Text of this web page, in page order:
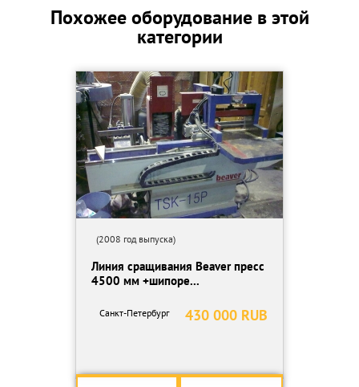
каретке до 160мм x 2шт=320мм x 2 площадки., макс.
Установленная мощность 9,7 кВт. Габариты станка -
Гидравлический пресс: ПР-3200:
Размеры готового изделия, мм: макс. длина 2800мм, ширина
20÷160мм, толщина 20÷100мм. Установленная мощность 3,7
кВт. Габариты : 5000*800*1500 мм. Масса : 1500 кг.
Производительность линии (средняя) в смену = 1500 М/п !!!
НЕДОРОГО ! ПРАКТИЧНО ! НАДЕЖНО !
ОПТИМАЛЬНАЯ ЛИНИЯ СРАЩИВАНИЯ для средних, мелких и
крупных производств!
Так же продаётся много другого оборудования для
деревообработки и мебели.
Пишите на почту круглосуточно!
Похожее оборудование в этой
категории
(2008 год выпуска)
Линия сращивания Beaver пресс
4500 мм +шипоре...
430 000 RUB
Санкт-Петербург